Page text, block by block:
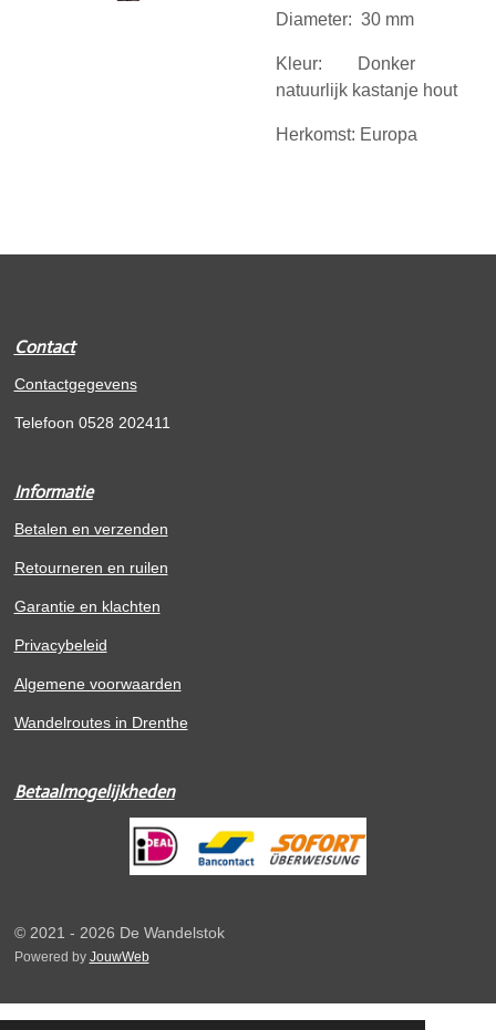
Diameter: 30 mm
Kleur: Donker
natuurlijk kastanje hout
Herkomst: Europa
Contact
Contactgegevens
Telefoon 0528 202411
Informatie
Betalen en verzenden
Retourneren en ruilen
Garantie en klachten
Privacybeleid
Algemene voorwaarden
Wandelroutes in Drenthe
Betaalmogelijkheden
© 2021 - 2026 De Wandelstok
Powered by JouwWeb